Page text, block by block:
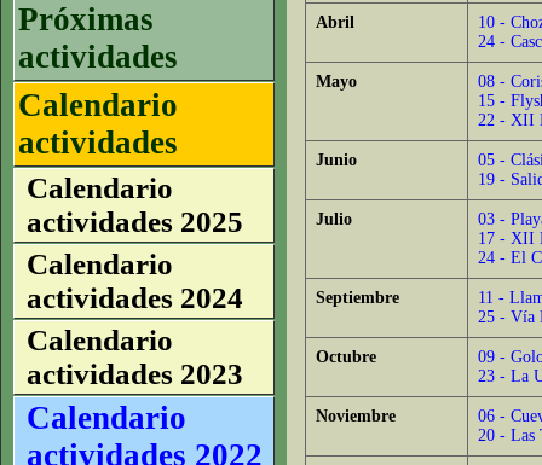
Próximas
actividades
Calendario
actividades
Calendario
actividades 2025
Calendario
actividades 2024
Calendario
actividades 2023
Calendario
actividades 2022
Abril
10 -
24 -
Mayo
08 -
15 -
22 - XII
Junio
05 -
19 -
Julio
03 -
17 - XII
24 - El
Septiembre
11 -
25 - Vía
Octubre
09 -
23 - La
Noviembre
06 -
20 - Las